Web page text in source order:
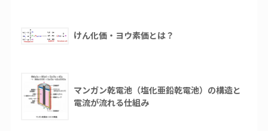
けん化価・ヨウ素価とは？
マンガン乾電池（塩化亜鉛乾電池）の構造と
電流が流れる仕組み